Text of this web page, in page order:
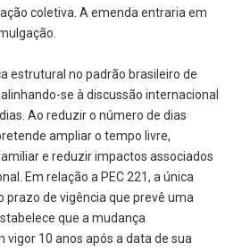
coletiva. A emenda entraria em
estrutural no padrão brasileiro de
se à discussão internacional
Ao reduzir o número de dias
ampliar o tempo livre,
e reduzir impactos associados
Em relação a PEC 221, a única
prazo de vigência que prevê uma
que a mudança
10 anos após a data de sua